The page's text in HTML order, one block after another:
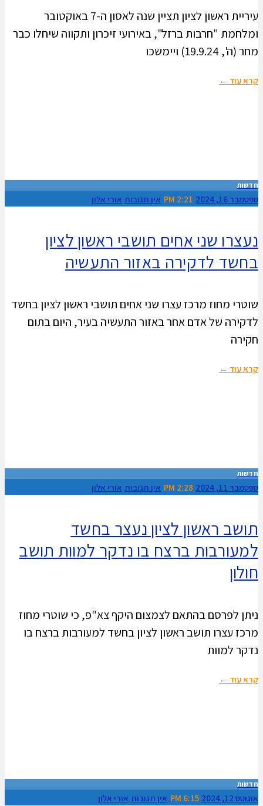
עיריית ראשון לציון תציין שנה לאסון ה-7 באוקטובר
ומלחמת "חרבות ברזל", באירועי זיכרון ותקווה שיחלו כבר
מחר (ה', 19.9.24) ויימשכו
קרא עוד ←
חדשות
ספטמבר 16, 2024 2:21 PM אין תגובות אורי אלון
נעצרו שני אחים תושבי ראשון לציון
בחשד לדקירה באזור התעשיה
שוטרי מחוז מרכז עצרו שני אחים תושבי ראשון לציון בחשד
לדקירה של אדם אחר באזור התעשיה בעיר, היום בתום
חקירה
קרא עוד ←
חדשות
ספטמבר 11, 2024 2:28 PM אין תגובות אורי אלון
תושב ראשון לציון נעצר בחשד
למעורבות ברצח בו נדקר למוות תושב
חולון
ניתן לפרסם בהתאם לצמצום היקף צא"פ, כי שוטרי מחוז
מרכז עצרו תושב ראשון לציון בחשד למעורבות ברצח בו
נדקר למוות
קרא עוד ←
חדשות
אוגוסט 12, 2024 6:15 PM אין תגובות אורי אלון